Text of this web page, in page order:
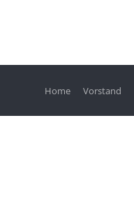
Home Vorstand